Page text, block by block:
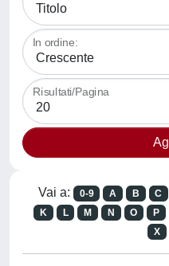
In ordine:
Risultati/Pagina
Vai a: 0-9 A B C
K
L M N O P
X